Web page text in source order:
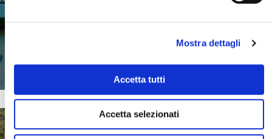
Mostra dettagli
Accetta tutti
Accetta selezionati